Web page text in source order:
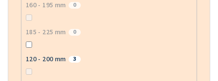
160 - 195 mm 0
185 - 225 mm 0
120 - 200 mm 3